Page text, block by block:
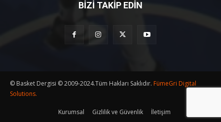
BİZİ TAKİP EDİN
© Basket Dergisi © 2009-2024.Tüm Hakları Saklıdır. FümeGri Digital
Solutions.
Kurumsal Gizlilik ve Güvenlik İletişim